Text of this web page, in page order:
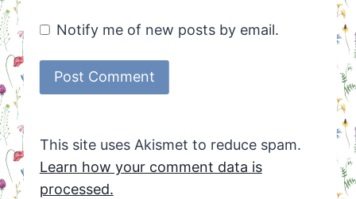
Notify me of new posts by email.
This site uses Akismet to reduce spam.
Learn how your comment data is
processed.